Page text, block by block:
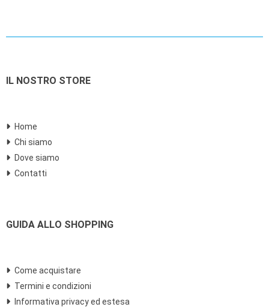
IL NOSTRO STORE
Home
Chi siamo
Dove siamo
Contatti
GUIDA ALLO SHOPPING
Come acquistare
Termini e condizioni
Informativa privacy ed estesa